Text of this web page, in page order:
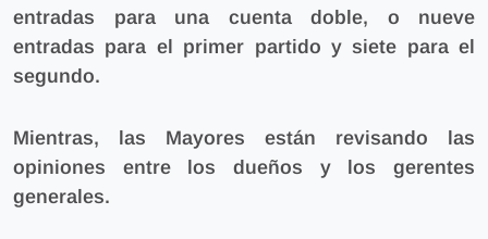
entradas para una cuenta doble, o nueve
entradas para el primer partido y siete para el
segundo.
Mientras, las Mayores están revisando las
opiniones entre los dueños y los gerentes
generales.